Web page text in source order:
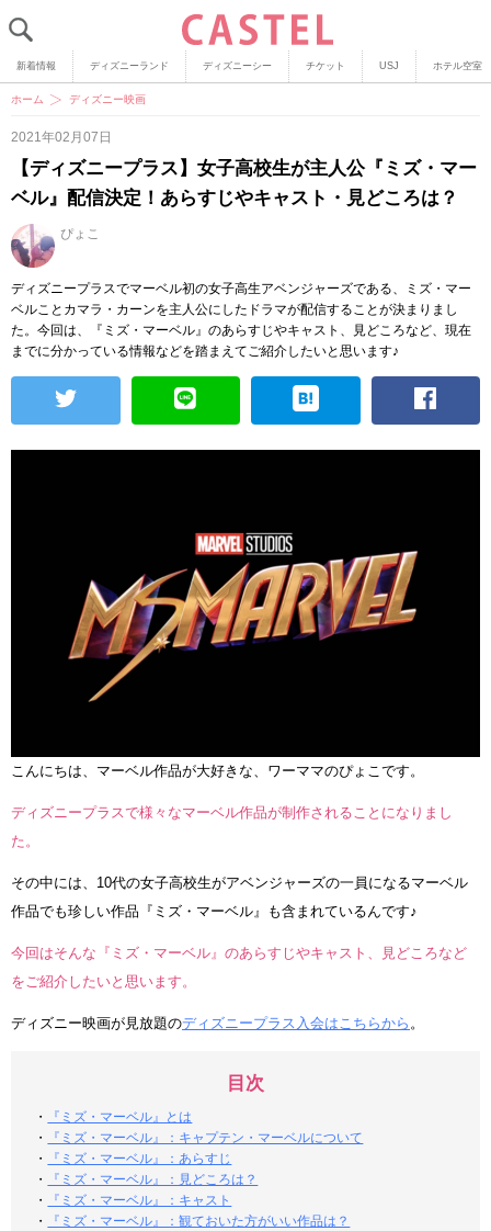
新着情報 ディズニーランド ディズニーシー チケット USJ ホテル空室
ホーム ディズニー映画
2021年02月07日
【ディズニープラス】女子高校生が主人公『ミズ・マー
ベル』配信決定！あらすじやキャスト・見どころは？
ぴょこ
ディズニープラスでマーベル初の女子高生アベンジャーズである、ミズ・マー
ベルことカマラ・カーンを主人公にしたドラマが配信することが決まりまし
た。今回は、『ミズ・マーベル』のあらすじやキャスト、見どころなど、現在
までに分かっている情報などを踏まえてご紹介したいと思います♪
こんにちは、マーベル作品が大好きな、ワーママのぴょこです。
ディズニープラスで様々なマーベル作品が制作されることになりまし
た。
その中には、10代の女子高校生がアベンジャーズの一員になるマーベル
作品でも珍しい作品『ミズ・マーベル』も含まれているんです♪
今回はそんな『ミズ・マーベル』のあらすじやキャスト、見どころなど
をご紹介したいと思います。
ディズニー映画が見放題のディズニープラス入会はこちらから 。
目次
・
『ミズ・マーベル』とは
・
『ミズ・マーベル』：キャプテン・マーベルについて
・
『ミズ・マーベル』：あらすじ
・
『ミズ・マーベル』：見どころは？
・
『ミズ・マーベル』：キャスト
・
『ミズ・マーベル』：観ておいた方がいい作品は？